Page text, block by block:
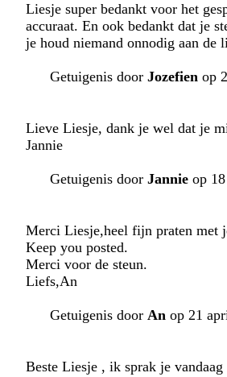
Liesje super bedankt voor het
accuraat. En ook bedankt dat je
je houd niemand onnodig aan
Getuigenis door Jozefien op
Lieve Liesje, dank je wel dat je
Jannie
Getuigenis door Jannie op
Merci Liesje,heel fijn praten met
Keep you posted.
Merci voor de steun.
Liefs,An
Getuigenis door An op 21
Beste Liesje , ik sprak je